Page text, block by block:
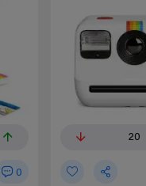
0
20